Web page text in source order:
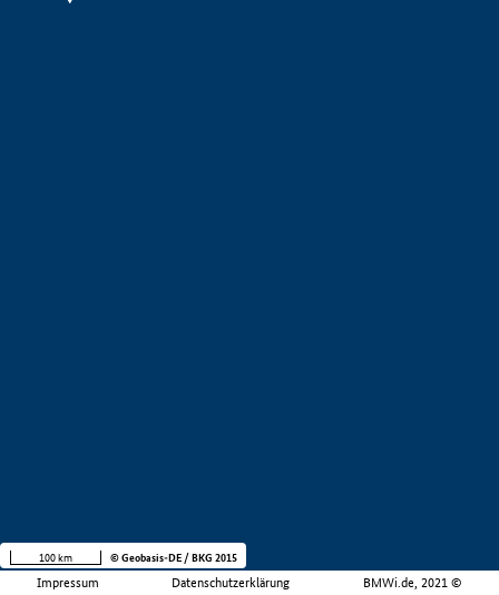
Impressum Datenschutzerklärung BMWi.de, 2021 ©
100 km © Geobasis-DE / BKG 2015